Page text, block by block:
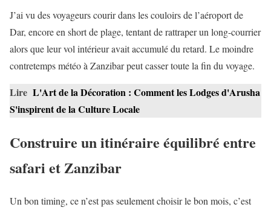
J’ai vu des voyageurs courir dans les couloirs de l’aéroport de
Dar, encore en short de plage, tentant de rattraper un long-courrier
alors que leur vol intérieur avait accumulé du retard. Le moindre
contretemps météo à Zanzibar peut casser toute la fin du voyage.
Lire L'Art de la Décoration : Comment les Lodges d'Arusha
S'inspirent de la Culture Locale
Construire un itinéraire équilibré entre
safari et Zanzibar
Un bon timing, ce n’est pas seulement choisir le bon mois, c’est